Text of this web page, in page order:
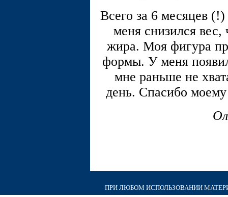
Всего за 6 месяцев
меня снизился
жира. Моя фигура
формы. У меня
мне раньше не
день. Спасибо
ПРИ ЛЮБОМ ИСПОЛЬЗОВАНИИ